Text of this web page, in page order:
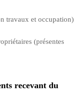
travaux et occupation)
(présentes
recevant du